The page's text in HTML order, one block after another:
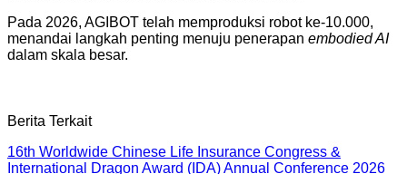
Pada 2026, AGIBOT telah memproduksi robot ke-10.000,
menandai langkah penting menuju penerapan embodied AI
dalam skala besar.
Berita Terkait
16th Worldwide Chinese Life Insurance Congress &
International Dragon Award (IDA) Annual Conference 2026